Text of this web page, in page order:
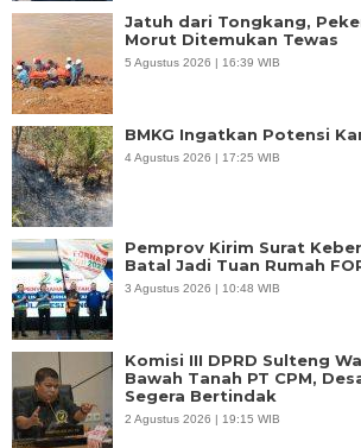
Jatuh dari Tongkang,
Morut Ditemukan Tewas
5 Agustus 2026 | 16:39 WIB
BMKG Ingatkan Potensi
4 Agustus 2026 | 17:25 WIB
Pemprov Kirim Surat
Batal Jadi Tuan Rumah
3 Agustus 2026 | 10:48 WIB
Komisi III DPRD Sulteng
Bawah Tanah PT CPM,
Segera Bertindak
2 Agustus 2026 | 19:15 WIB